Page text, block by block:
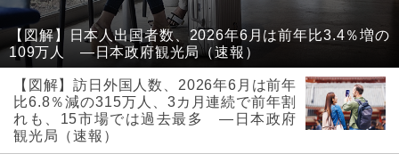
【図解】日本人出国者数、2026年6月は前年比3.4％増の
109万人 ―日本政府観光局（速報）
【図解】訪日外国人数、2026年6月は前年
比6.8％減の315万人、3カ月連続で前年割
れも、15市場では過去最多 ―日本政府
観光局（速報）